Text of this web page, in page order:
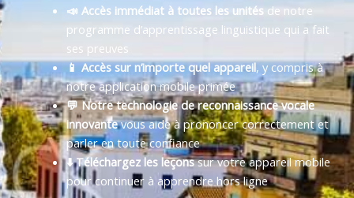
📣 Accès immédiat à toutes les unitésde notre
programme d’apprentissage linguistique qui a fait
ses preuves
📱 Accès sur n’importe quel appareil, y compris à
notre application mobile primée
💬 Notre technologie de reconnaissance vocale
innovantevous aide à prononcer correctement et
parler en toute confiance
⬇️ Téléchargez les leçonssur votre appareil mobile
pour continuer à apprendre hors ligne